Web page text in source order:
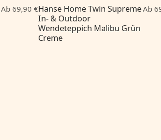
Ab 69,90 €Hanse Home Twin Supreme
In- & Outdoor
Wendeteppich Malibu Grün
Creme
Ab